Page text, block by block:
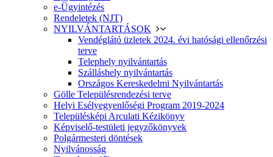
e-Ügyintézés
Rendeletek (NJT)
NYILVÁNTARTÁSOK
Vendéglátó üzletek 2024. évi hatósági ellenőrzési
terve
Telephely nyilvántartás
Szálláshely nyilvántartás
Országos Kereskedelmi Nyilvántartás
Gölle Településrendezési terve
Helyi Esélyegyenlőségi Program 2019-2024
Településképi Arculati Kézikönyv
Képviselő-testületi jegyzőkönyvek
Polgármesteri döntések
Nyilvánosság